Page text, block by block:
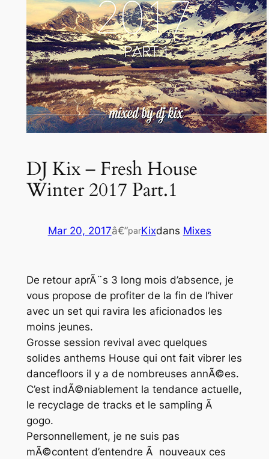
DJ Kix – Fresh House
Winter 2017 Part.1
Mar 20, 2017â€”parKixdans Mixes
De retour aprÃ¨s 3 long mois d’absence, je
vous propose de profiter de la fin de l’hiver
avec un set qui ravira les aficionados les
moins jeunes.
Grosse session revival avec quelques
solides anthems House qui ont fait vibrer les
dancefloors il y a de nombreuses annÃ©es.
C’est indÃ©niablement la tendance actuelle,
le recyclage de tracks et le sampling Ã
gogo.
Personnellement, je ne suis pas
mÃ©content d’entendre Ã nouveaux ces